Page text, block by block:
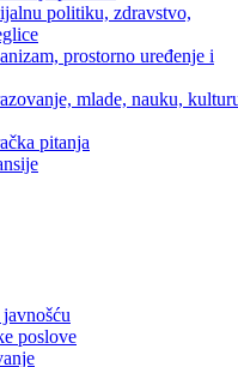
upravu i radne odnose
poslove
politiku, zdravstvo,
prostorno uređenje i
mlade, nauku,
pitanja